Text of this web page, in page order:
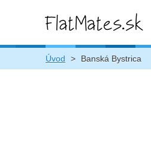
Úvod > Banská Bystrica